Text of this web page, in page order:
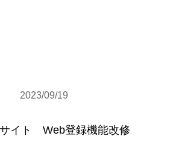
2023/09/19
サイト Web登録機能改修